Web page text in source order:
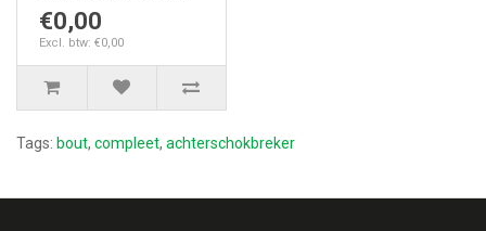
€0,00
Excl. btw: €0,00
Tags: bout, compleet, achterschokbreker